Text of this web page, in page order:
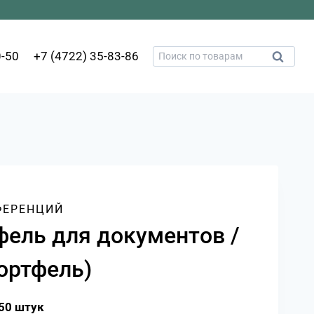
50 +7 (4722) 35-83-86 Искать: Поиск
для документов /
штук